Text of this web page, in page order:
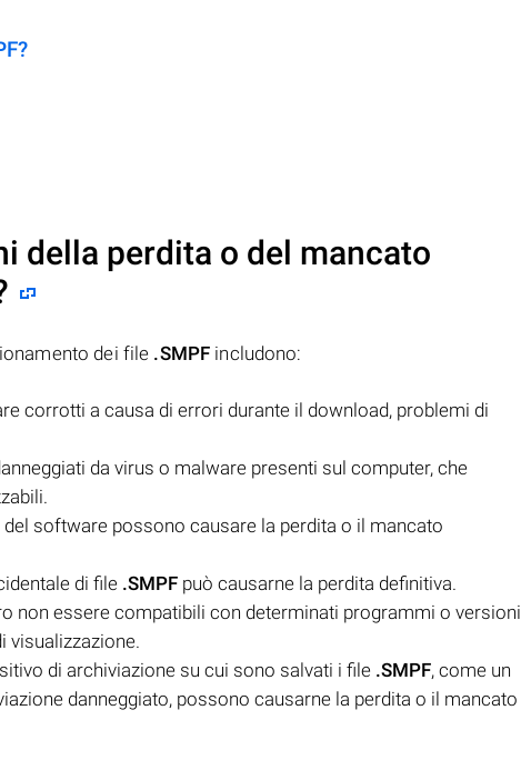
della perdita o del mancato
dei file .SMPF includono:
corrotti a causa di errori durante il download, problemi di
da virus o malware presenti sul computer, che
software possono causare la perdita o il mancato
di file .SMPF può causarne la perdita definitiva.
non essere compatibili con determinati programmi o versioni
visualizzazione.
di archiviazione su cui sono salvati i file .SMPF, come un
danneggiato, possono causarne la perdita o il mancato